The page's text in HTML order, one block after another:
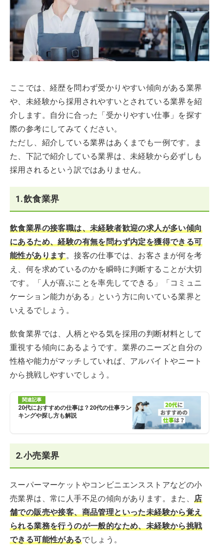
ここでは、経歴を問わず受かりやすい傾向がある業界
や、未経験から採用されやすいとされている業界を紹
介します。自分に合った「受かりやすい仕事」を探す
際の参考にしてみてください。
ただし、紹介している業界はあくまでも一例です。ま
た、下記で紹介している業界は、未経験から必ずしも
採用されるという訳ではありません。
1.飲食業界
飲食業界の接客職は、未経験者歓迎の求人が多い傾向
にあるため、経験の有無を問わず内定を獲得できる可
能性があります。接客の仕事では、お客さまが何を考
え、何を求めているのかを瞬時に判断することが大切
です。「人が喜ぶことを率先してできる」「コミュニ
ケーション能力がある」という方に向いている業界と
いえるでしょう。
飲食業界では、人柄とやる気を採用の判断材料として
重視する傾向にあるようです。業界のニーズと自分の
性格や能力がマッチしていれば、アルバイトやニート
から挑戦しやすいでしょう。
関連記事
20代におすすめの仕事は？20代の仕事ラン
キングや探し方も解説
2.小売業界
スーパーマーケットやコンビニエンスストアなどの小
売業界は、常に人手不足の傾向があります。また、 店
舗での販売や接客、商品管理といった未経験から覚え
られる業務を行うのが一般的なため、未経験から挑戦
できる可能性があるでしょう。